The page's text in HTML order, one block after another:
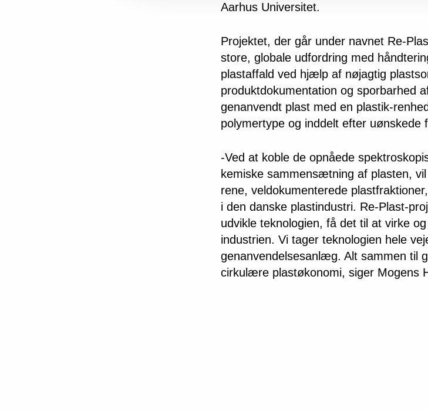
Aarhus Universitet.
Projektet, der går under navnet Re-
store, globale udfordring med
plastaffald ved hjælp af nøjagtig
produktdokumentation og sporbarhed
genanvendt plast med en plastik-
polymertype og inddelt efter uønskede
-Ved at koble de opnåede
kemiske sammensætning af plasten,
rene, veldokumenterede
i den danske plastindustri. Re-Plast-
udvikle teknologien, få det til at virke
industrien. Vi tager teknologien hele
genanvendelsesanlæg. Alt sammen til
cirkulære plastøkonomi, siger Mogens